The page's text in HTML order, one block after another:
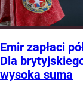
Emir zapłaci
Dla
wysoka suma